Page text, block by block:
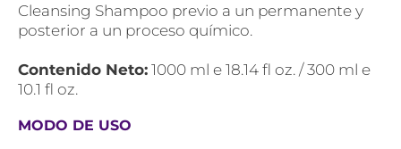
Cleansing Shampoo previo a un permanente y
posterior a un proceso químico.
Contenido Neto: 1000 ml e 18.14 fl oz. / 300 ml e
10.1 fl oz.
MODO DE USO